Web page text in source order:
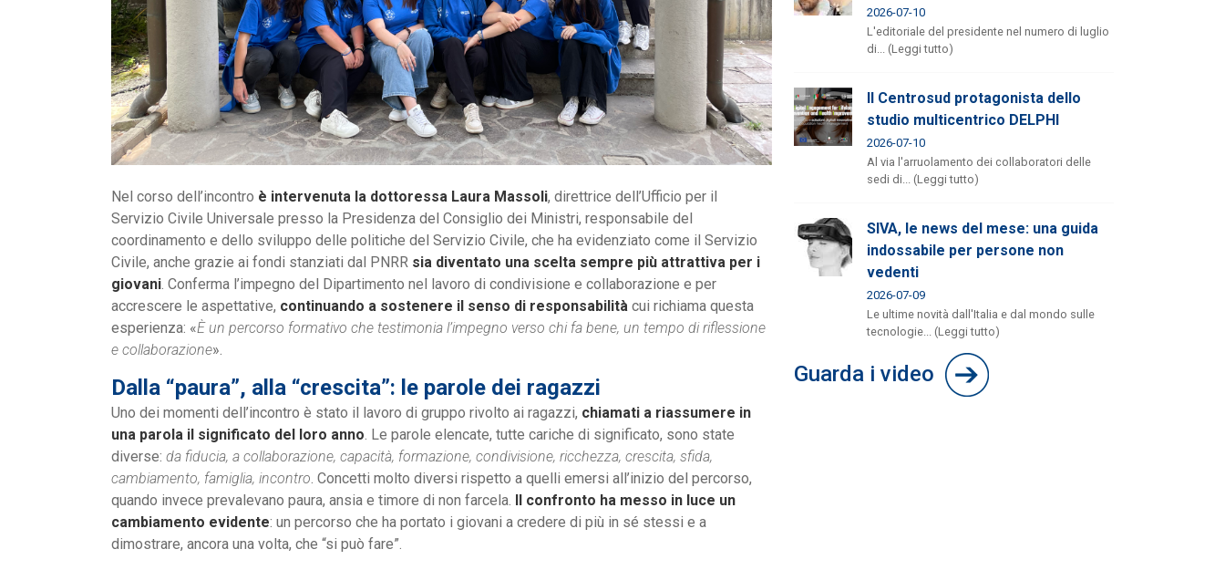
Nel corso dell’incontro è intervenuta la dottoressa Laura Massoli, direttrice dell’Ufficio per il
Servizio Civile Universale presso la Presidenza del Consiglio dei Ministri, responsabile del
coordinamento e dello sviluppo delle politiche del Servizio Civile, che ha evidenziato come il Servizio
Civile, anche grazie ai fondi stanziati dal PNRR sia diventato una scelta sempre più attrattiva per i
giovani. Conferma l’impegno del Dipartimento nel lavoro di condivisione e collaborazione e per
accrescere le aspettative, continuando a sostenere il senso di responsabilità cui richiama questa
esperienza: «È un percorso formativo che testimonia l’impegno verso chi fa bene, un tempo di riflessione
e collaborazione».
Dalla “paura”, alla “crescita”: le parole dei ragazzi
Uno dei momenti dell’incontro è stato il lavoro di gruppo rivolto ai ragazzi, chiamati a riassumere in
una parola il significato del loro anno . Le parole elencate, tutte cariche di significato, sono state
diverse: da fiducia, a collaborazione, capacità, formazione, condivisione, ricchezza, crescita, sfida,
cambiamento, famiglia, incontro . Concetti molto diversi rispetto a quelli emersi all’inizio del percorso,
quando invece prevalevano paura, ansia e timore di non farcela. Il confronto ha messo in luce un
cambiamento evidente: un percorso che ha portato i giovani a credere di più in sé stessi e a
dimostrare, ancora una volta, che “si può fare”.
2026-07-10
L'editoriale del presidente nel numero di luglio
di... (Leggi tutto)
Il Centrosud protagonista dello
studio multicentrico DELPHI
2026-07-10
Al via l'arruolamento dei collaboratori delle
sedi di... (Leggi tutto)
SIVA, le news del mese: una guida
indossabile per persone non
vedenti
2026-07-09
Le ultime novità dall'Italia e dal mondo sulle
tecnologie... (Leggi tutto)
Guarda i video